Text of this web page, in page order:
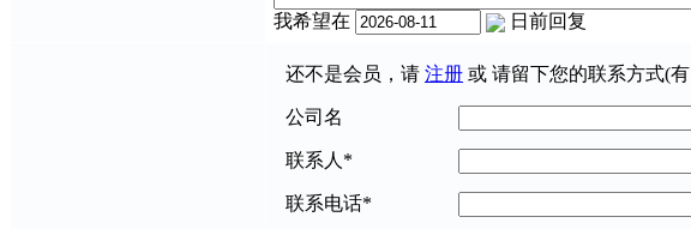
我希望在 日前回复
还不是会员，请 注册 或 请留下您的联系方式(有
公司名
联系人 *
联系电话*